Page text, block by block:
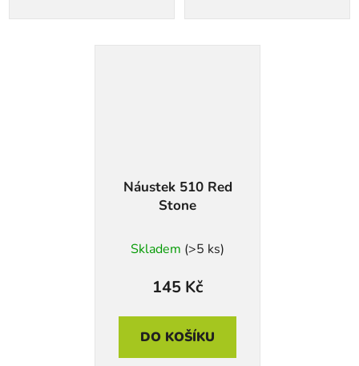
Náustek 510 Red
Stone
Skladem (>5 ks)
145 Kč
DO KOŠÍKU